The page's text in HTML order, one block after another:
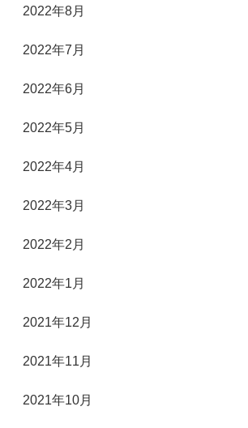
2022年8月
2022年7月
2022年6月
2022年5月
2022年4月
2022年3月
2022年2月
2022年1月
2021年12月
2021年11月
2021年10月